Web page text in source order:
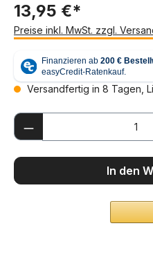
13,95 €*
Preise inkl. MwSt. zzgl.
Versandfertig in 8 Tagen,
Produkt Anzahl:
In den